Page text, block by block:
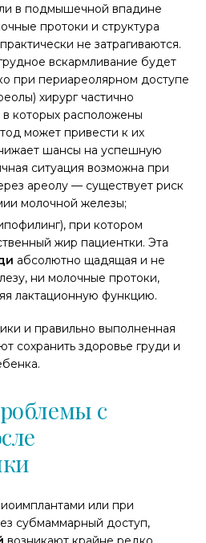
в подмышечной впадине
протоки и структура
не затрагиваются.
вскармливание будет
при периареолярном доступе
хирург частично
в которых расположены
может привести к их
шансы на успешную
ситуация возможна при
ареолу — существует риск
молочной железы;
при котором
жир пациентки. Эта
абсолютно щадящая и не
ни молочные протоки,
лактационную функцию.
и правильно выполненная
сохранить здоровье груди и
с
или при
субмаммарный доступ,